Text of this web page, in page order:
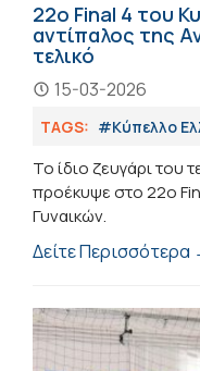
22ο Final 4 του
αντίπαλος της
τελικό
15-03-2026
TAGS: #Κύπελλο
Το ίδιο ζευγάρι του
προέκυψε στο 22ο
Γυναικών.
Δείτε Περισσότερα